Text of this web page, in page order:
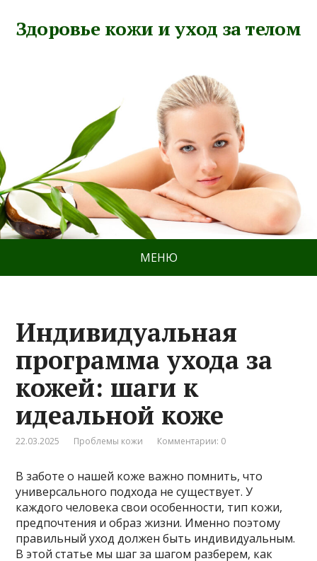
Здоровье кожи и уход за телом
МЕНЮ
Индивидуальная
программа ухода за
кожей: шаги к
идеальной коже
22.03.2025 Проблемы кожи Комментарии: 0
В заботе о нашей коже важно помнить, что
универсального подхода не существует. У
каждого человека свои особенности, тип кожи,
предпочтения и образ жизни. Именно поэтому
правильный уход должен быть индивидуальным.
В этой статье мы шаг за шагом разберем, как